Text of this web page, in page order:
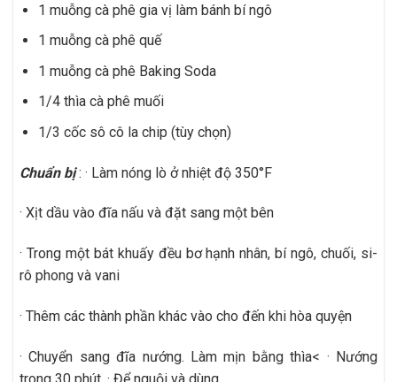
1 muỗng cà phê gia vị làm bánh bí ngô
1 muỗng cà phê quế
1 muỗng cà phê Baking Soda
1/4 thìa cà phê muối
1/3 cốc sô cô la chip (tùy chọn)
Chuẩn bị: · Làm nóng lò ở nhiệt độ 350°F
· Xịt dầu vào đĩa nấu và đặt sang một bên
· Trong một bát khuấy đều bơ hạnh nhân, bí ngô, chuối, si-
rô phong và vani
· Thêm các thành phần khác vào cho đến khi hòa quyện
· Chuyển sang đĩa nướng. Làm mịn bằng thìa< · Nướng